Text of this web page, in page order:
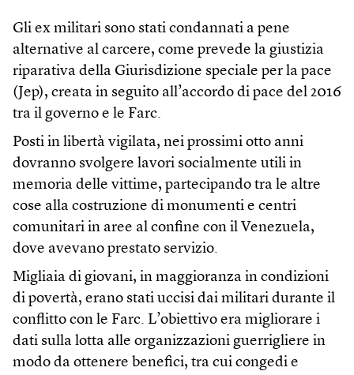
Gli ex militari sono stati condannati a pene
alternative al carcere, come prevede la giustizia
riparativa della Giurisdizione speciale per la pace
(Jep), creata in seguito all’accordo di pace del 2016
tra il governo e le Farc.
Posti in libertà vigilata, nei prossimi otto anni
dovranno svolgere lavori socialmente utili in
memoria delle vittime, partecipando tra le altre
cose alla costruzione di monumenti e centri
comunitari in aree al confine con il Venezuela,
dove avevano prestato servizio.
Migliaia di giovani, in maggioranza in condizioni
di povertà, erano stati uccisi dai militari durante il
conflitto con le Farc. L’obiettivo era migliorare i
dati sulla lotta alle organizzazioni guerrigliere in
modo da ottenere benefici, tra cui congedi e